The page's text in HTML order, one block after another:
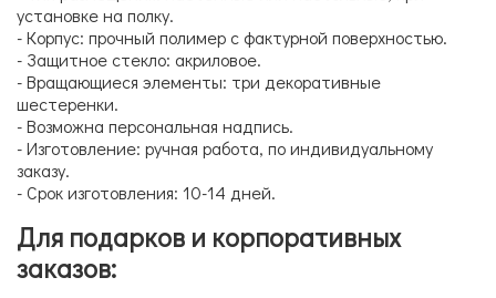
установке на полку.
- Корпус: прочный полимер с фактурной поверхностью.
- Защитное стекло: акриловое.
- Вращающиеся элементы: три декоративные
шестеренки.
- Возможна персональная надпись.
- Изготовление: ручная работа, по индивидуальному
заказу.
- Срок изготовления: 10-14 дней.
Для подарков и корпоративных
заказов: